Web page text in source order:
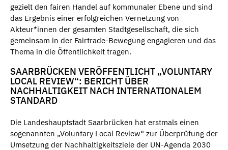
gezielt den fairen Handel auf kommunaler Ebene und sind
das Ergebnis einer erfolgreichen Vernetzung von
Akteur*innen der gesamten Stadtgesellschaft, die sich
gemeinsam in der Fairtrade-Bewegung engagieren und das
Thema in die Öffentlichkeit tragen.
SAARBRÜCKEN VERÖFFENTLICHT „VOLUNTARY
LOCAL REVIEW“: BERICHT ÜBER
NACHHALTIGKEIT NACH INTERNATIONALEM
STANDARD
Die Landeshauptstadt Saarbrücken hat erstmals einen
sogenannten „Voluntary Local Review“ zur Überprüfung der
Umsetzung der Nachhaltigkeitsziele der UN-Agenda 2030